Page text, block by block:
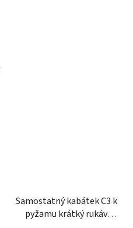
Samostatný kabátek C3 k
pyžamu krátký rukáv